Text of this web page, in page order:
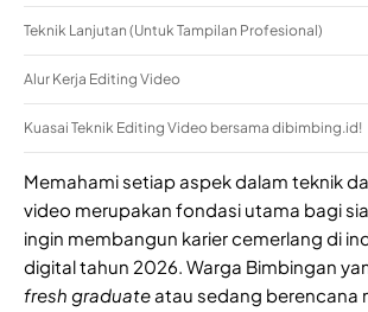
Teknik Lanjutan (Untuk Tampilan Profesional)
Alur Kerja Editing Video
Kuasai Teknik Editing Video bersama dibimbing.id!
Memahami setiap aspek dalam teknik
video merupakan fondasi utama bagi
ingin membangun karier cemerlang di
digital tahun 2026. Warga Bimbingan
fresh graduateatau sedang berencana